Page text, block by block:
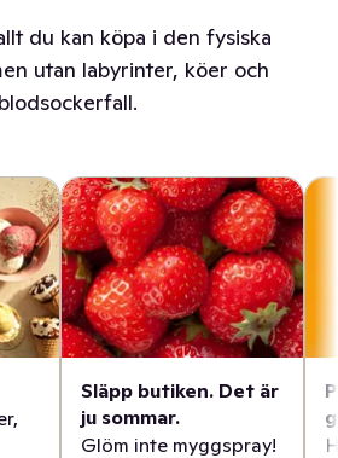
du kan köpa i den fysiska
utan labyrinter, köer och
blodsockerfall.
Släpp butiken. Det är
ju sommar.
Glöm inte myggspray!